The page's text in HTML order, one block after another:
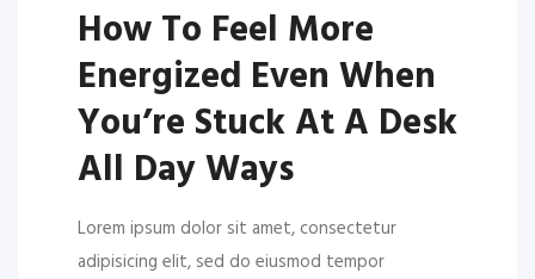
How To Feel More
Energized Even When
You’re Stuck At A Desk
All Day Ways
Lorem ipsum dolor sit amet, consectetur
adipisicing elit, sed do eiusmod tempor